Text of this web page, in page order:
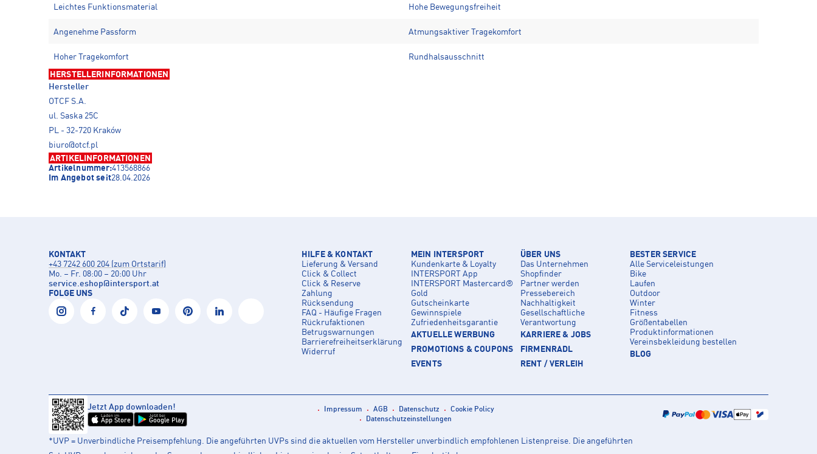
Leichtes Funktionsmaterial Hohe Bewegungsfreiheit
Angenehme Passform Atmungsaktiver Tragekomfort
Hoher Tragekomfort Rundhalsausschnitt
HERSTELLERINFORMATIONEN
Hersteller
OTCF S.A.
ul. Saska 25C
PL - 32-720 Kraków
biuro@otcf.pl
ARTIKELINFORMATIONEN
Artikelnummer:413568866
Im Angebot seit28.04.2026
KONTAKT
+43 7242 600 204 (zum Ortstarif)
Mo. – Fr. 08:00 – 20:00 Uhr
service.eshop@intersport.at
FOLGE UNS
HILFE & KONTAKT
Lieferung & Versand
Click & Collect
Click & Reserve
Zahlung
Rücksendung
FAQ - Häufige Fragen
Rückrufaktionen
Betrugswarnungen
Barrierefreiheitserklärung
Widerruf
MEIN INTERSPORT
Kundenkarte & Loyalty
INTERSPORT App
INTERSPORT Mastercard®
Gold
Gutscheinkarte
Gewinnspiele
Zufriedenheitsgarantie
AKTUELLE WERBUNG
PROMOTIONS & COUPONS
EVENTS
ÜBER UNS
Das Unternehmen
Shopfinder
Partner werden
Pressebereich
Nachhaltigkeit
Gesellschaftliche
Verantwortung
KARRIERE & JOBS
FIRMENRADL
RENT / VERLEIH
BESTER SERVICE
Alle Serviceleistungen
Bike
Laufen
Outdoor
Winter
Fitness
Größentabellen
Produktinformationen
Vereinsbekleidung bestellen
BLOG
Jetzt App downloaden!
Laden im
App Store
Jetzt bei
Google Play
Impressum AGB Datenschutz
Cookie Policy
Datenschutzeinstellungen
*UVP = Unverbindliche Preisempfehlung. Die angeführten UVPs sind die aktuellen vom Hersteller unverbindlich empfohlenen Listenpreise. Die angeführten